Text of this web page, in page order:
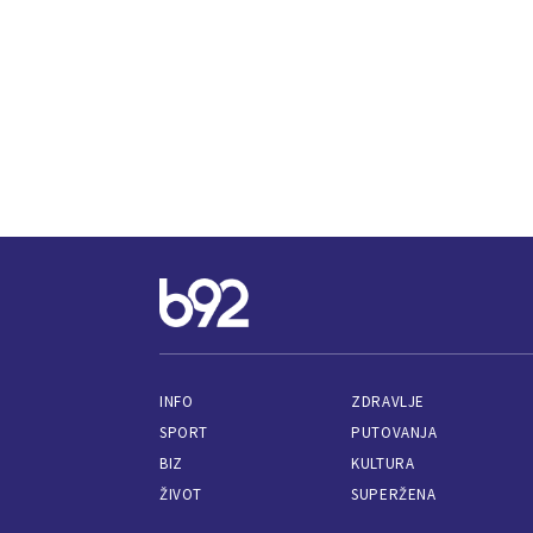
INFO
SPORT
BIZ
ŽIVOT
ZDRAVLJE
PUTOVANJA
KULTURA
SUPERŽENA